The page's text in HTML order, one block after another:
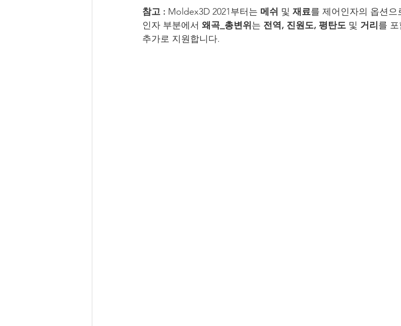
참고 : Moldex3D 2021부터는 메쉬 및 재료를 제어인자의 옵션
인자 부분에서 왜곡_총변위는 전역, 진원도, 평탄도 및 거리를
추가로 지원합니다.